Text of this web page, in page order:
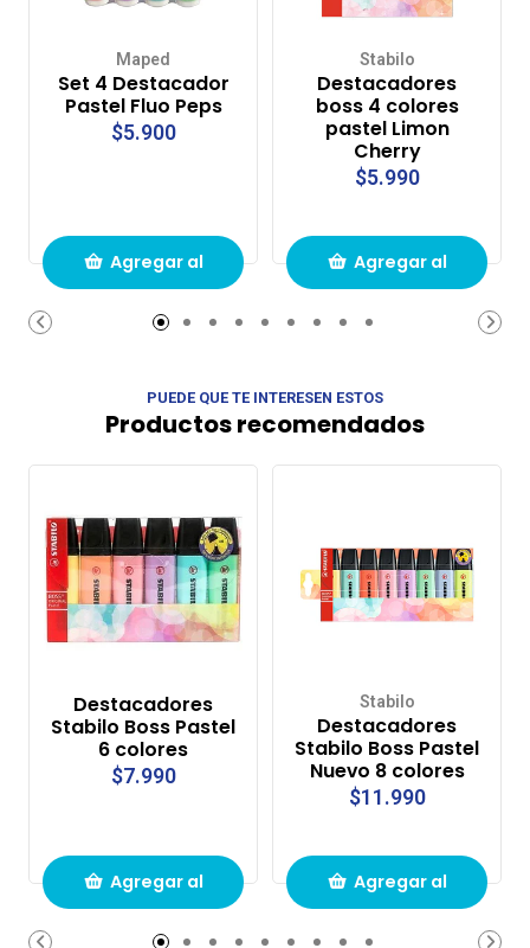
Maped
Set 4 Destacador
Pastel Fluo Peps
$5.900
Agregar al
carrito de
Stabilo
Destacadores
boss 4 colores
pastel Limon
Cherry
$5.990
Agregar al
carrito de
PUEDE QUE TE INTERESEN ESTOS
Productos recomendados
Destacadores
Stabilo Boss Pastel
6 colores
$7.990
Agregar al
carrito de
Stabilo
Destacadores
Stabilo Boss Pastel
Nuevo 8 colores
$11.990
Agregar al
carrito de